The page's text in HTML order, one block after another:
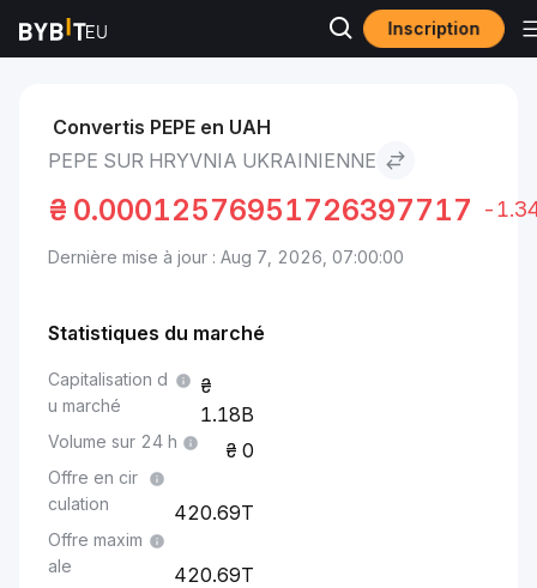
Inscription
Marchés Pepe to Hryvnia ukrainienne
Convertis PEPE en UAH
PEPE SUR HRYVNIA UKRAINIENNE
₴ 0.00012576951726397717 -
Dernière mise à jour : Aug 7, 2026, 07:00:00
Statistiques du marché
Capitalisation d
u marché
1.18B
Volume sur 24 h 0
Offre en cir
culation
420.69T
Offre maxim
ale
420.69T